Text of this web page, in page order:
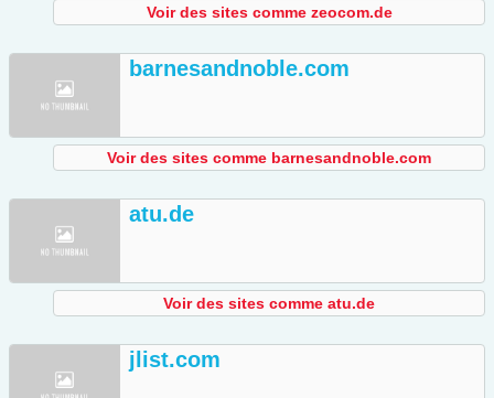
Voir des sites comme zeocom.de
barnesandnoble.com
Voir des sites comme barnesandnoble.com
atu.de
Voir des sites comme atu.de
jlist.com